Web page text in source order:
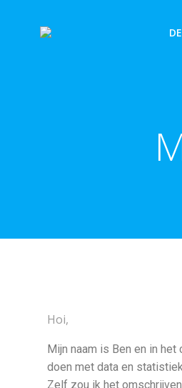
Hoi,
Mijn naam is Ben en in
doen met data en
Zelf zou ik het